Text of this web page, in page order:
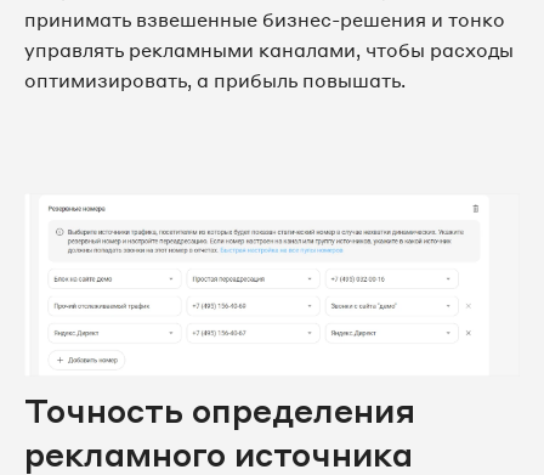
принимать взвешенные бизнес-решения и тонко
управлять рекламными каналами, чтобы расходы
оптимизировать, а прибыль повышать.
Точность определения
рекламного источника